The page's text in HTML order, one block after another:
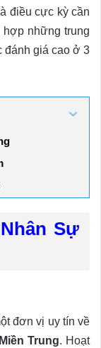
điều cực kỳ cần
hợp những trung
đánh giá cao ở 3
Sự
đơn vị uy tín về
Trung. Hoạt